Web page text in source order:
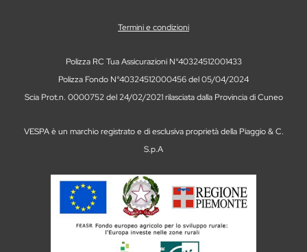
Termini e condizioni
Polizza RC Tua Assicurazioni N°40324512001433
Polizza Fondo N°40324512000456 del 05/04/2024
Scia Prot.n. 0000752 del 24/02/2021 rilasciata dalla Provincia di Cuneo
VESPA è un marchio registrato e di esclusiva proprietà della Piaggio & C.
S.p.A